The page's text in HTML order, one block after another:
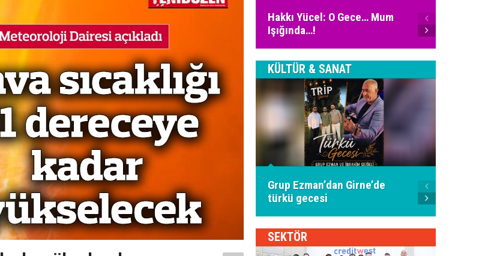
Hakkı Yücel: O Gece… Mum
Işığında…!
KÜLTÜR & SANAT
Grup Ezman’dan Girne’de
türkü gecesi
SEKTÖR